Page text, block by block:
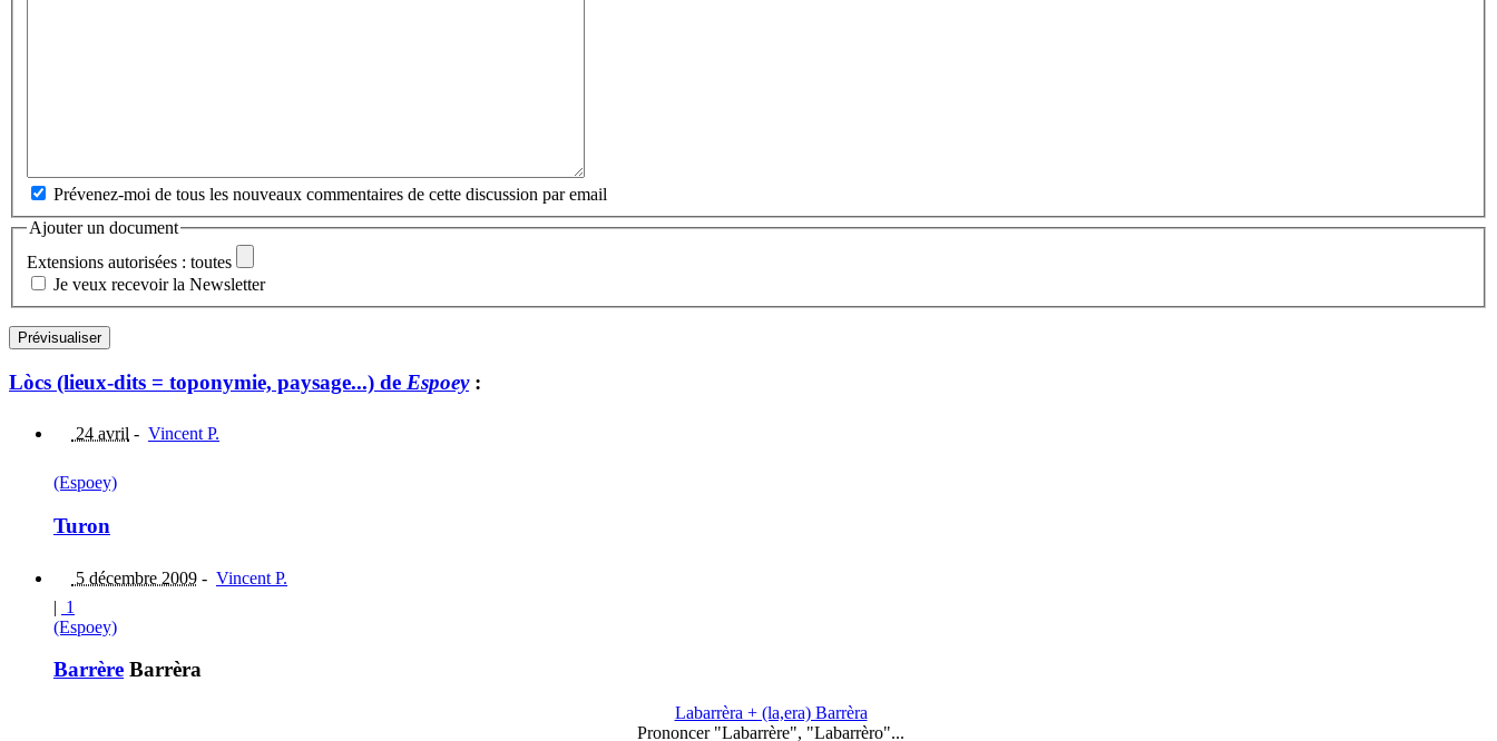
Prévenez-moi de tous les nouveaux commentaires de cette discussion par email
Ajouter un document
Extensions autorisées : toutes
Je veux recevoir la Newsletter
Lòcs (lieux-dits = toponymie, paysage...) de Espoey:
24 avril - Vincent P.
(Espoey)
Turon
5 décembre 2009 - Vincent P.
| 1
(Espoey)
Barrère Barrèra
Labarrèra + (la,era) Barrèra
Prononcer "Labarrère", "Labarrèro"...